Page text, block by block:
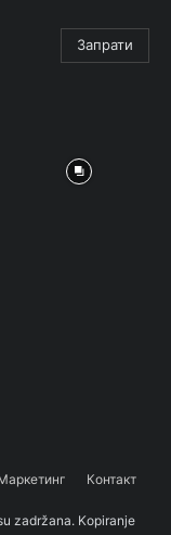
Запрати
Контакт
zadržana. Kopiranje